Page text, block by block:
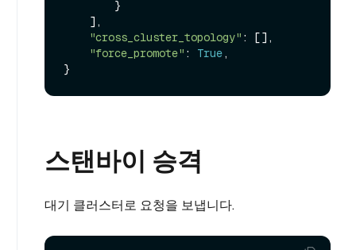
"cross_cluster_topology" : [],
"force_promote" : True ,
스탠바이 승격
대기 클러스터로 요청을 보냅니다.